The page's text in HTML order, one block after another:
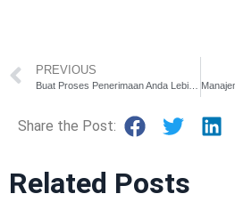
PREVIOUS
Share the Post:
Related Posts